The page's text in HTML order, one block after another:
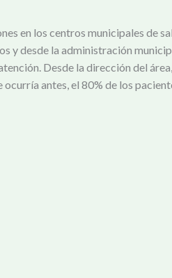
en los centros municipales de
y desde la administración
Desde la dirección del
antes, el 80% de los